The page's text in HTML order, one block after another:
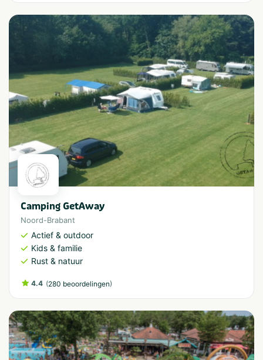
Camping GetAway
Noord-Brabant
Actief & outdoor
Kids & familie
Rust & natuur
4.4 (280 beoordelingen)